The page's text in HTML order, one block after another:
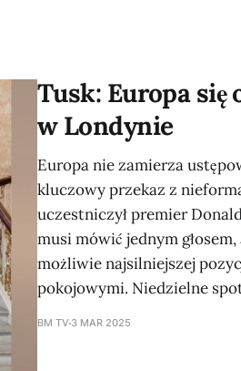
Tusk: Europa się
w Londynie
Europa nie zamierza
kluczowy przekaz z
uczestniczył premier
musi mówić jednym
możliwie najsilniejszej
pokojowymi. Niedzielne
BM TV 3 MAR 2025